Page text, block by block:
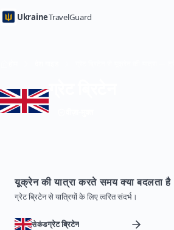
UkraineTravelGuard
यूक्रेन की यात्रा करते समय क्या बदलता है
ग्रेट ब्रिटेन से यात्रियों के लिए त्वरित संदर्भ।
सेकंडग्रेट ब्रिटेन